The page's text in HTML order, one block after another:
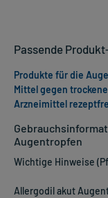
Augentropfen
Wichtige Hinweise
Allergodil akut
Passende
Produkte für die
Mittel gegen
Arzneimittel